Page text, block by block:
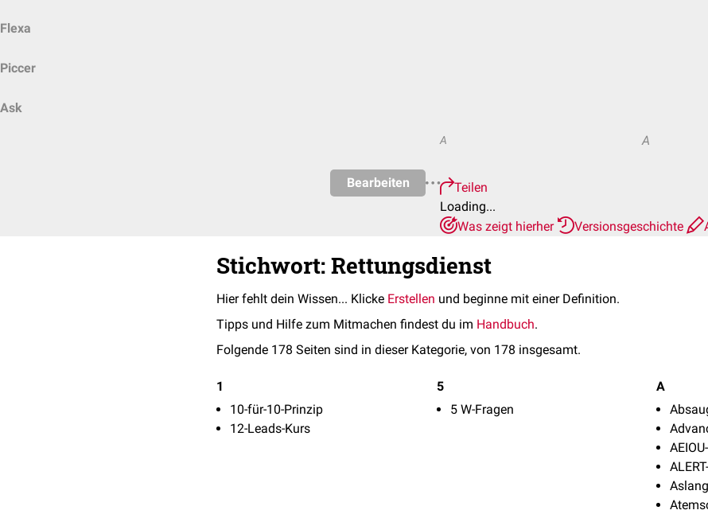
Flexa
Piccer
Ask
Bearbeiten
A A
Teilen
Loading...
Was zeigt hierher
Versionsgeschichte
Stichwort: Rettungsdienst
Hier fehlt dein Wissen... Klicke Erstellen und beginne mit einer Definition.
Tipps und Hilfe zum Mitmachen findest du im Handbuch.
Folgende 178 Seiten sind in dieser Kategorie, von 178 insgesamt.
1
10-für-10-Prinzip
12-Leads-Kurs
5
5 W-Fragen
A